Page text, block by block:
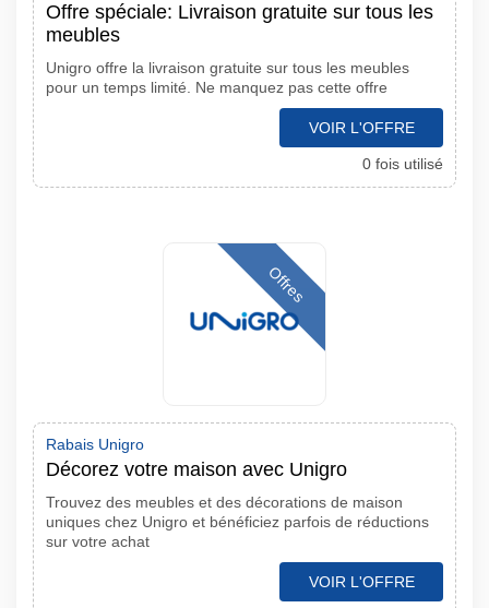
Offre spéciale: Livraison gratuite sur tous les
meubles
Unigro offre la livraison gratuite sur tous les meubles
pour un temps limité. Ne manquez pas cette offre
VOIR L'OFFRE
0 fois utilisé
Offres
Rabais Unigro
Décorez votre maison avec Unigro
Trouvez des meubles et des décorations de maison
uniques chez Unigro et bénéficiez parfois de réductions
sur votre achat
VOIR L'OFFRE